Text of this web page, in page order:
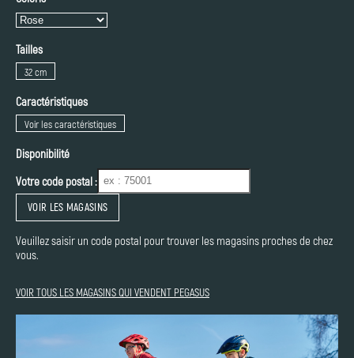
Tailles
32 cm
Caractéristiques
Voir les caractéristiques
Disponibilité
Votre code postal :
VOIR LES MAGASINS
Veuillez saisir un code postal pour trouver les magasins proches de chez
vous.
VOIR TOUS LES MAGASINS QUI VENDENT PEGASUS